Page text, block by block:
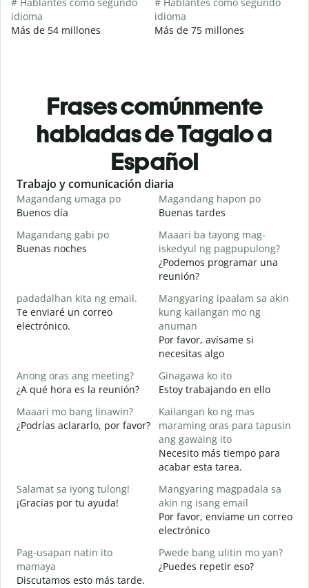
idioma
Más de 54 millones
idioma
Más de 75 millones
Frases comúnmente
habladas de Tagalo a
Español
Slide 1 of 6
Trabajo y comunicación diaria
Magandang umaga po
Buenos día
Magandang hapon po
Buenas tardes
Magandang gabi po
Buenas noches
Maaari ba tayong mag-
iskedyul ng pagpupulong?
¿Podemos programar una
reunión?
padadalhan kita ng email.
Te enviaré un correo
electrónico.
Mangyaring ipaalam sa akin
kung kailangan mo ng
anuman
Por favor, avísame si
necesitas algo
Anong oras ang meeting?
¿A qué hora es la reunión?
Ginagawa ko ito
Estoy trabajando en ello
Maaari mo bang linawin?
¿Podrías aclararlo, por favor?
Kailangan ko ng mas
maraming oras para tapusin
ang gawaing ito
Necesito más tiempo para
acabar esta tarea.
Salamat sa iyong tulong!
¡Gracias por tu ayuda!
Mangyaring magpadala sa
akin ng isang email
Por favor, envíame un correo
electrónico
Pag-usapan natin ito
mamaya
Discutamos esto más tarde.
Pwede bang ulitin mo yan?
¿Puedes repetir eso?